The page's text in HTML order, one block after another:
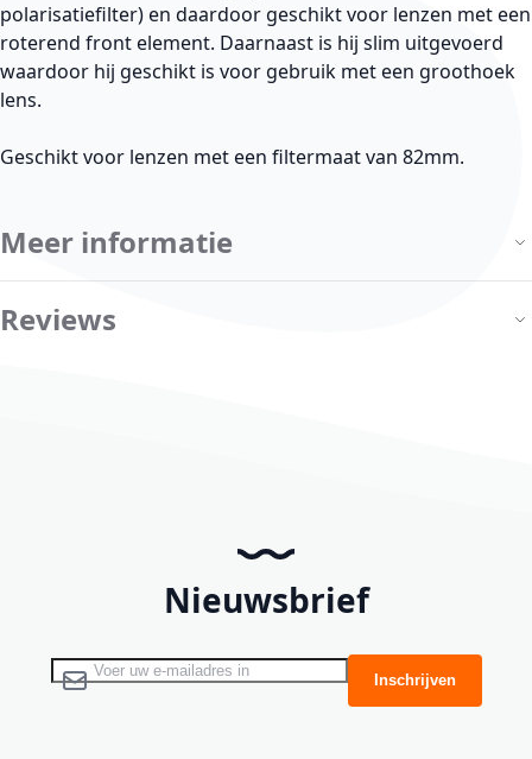
polarisatiefilter) en daardoor geschikt voor lenzen met een
roterend front element. Daarnaast is hij slim uitgevoerd
waardoor hij geschikt is voor gebruik met een groothoek
lens.
Geschikt voor lenzen met een filtermaat van 82mm.
Meer informatie
Reviews
Nieuwsbrief
Abonneer u op onze nieuwsbrief Inschrijven